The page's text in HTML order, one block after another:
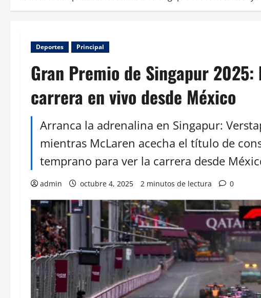
Deportes Principal
Gran Premio de Singapur
carrera en vivo desde México
Arranca la adrenalina en Singapur:
mientras McLaren acecha el título de
temprano para ver la carrera desde
admin octubre 4, 2025 2 minutos de lectura 0